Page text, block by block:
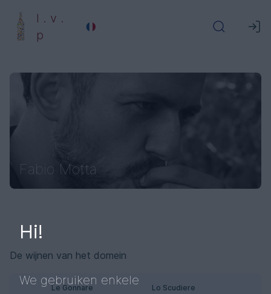
l . v .
p
Fabio Motta
De wijnen van het domein
Le Gonnare
Lo Scudiere
Hi!
We gebruiken enkele